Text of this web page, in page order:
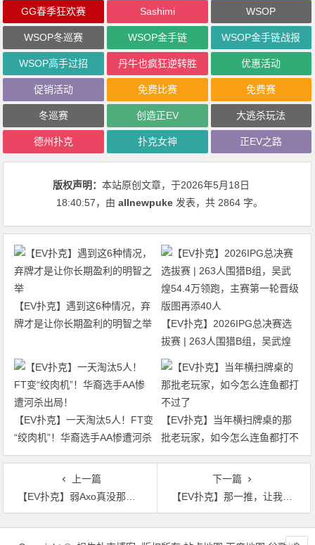
GG春季狂欢赛 Sashimi WSOP
WSOP冬巡赛 WSOP金手链 WSOP金手链战报
WSOP高手过招 丹牛也疯狂逆转胜 优惠活动
促销活动 免费比赛 免费赛
冬巡赛 创造正EV 大逃杀玩法
德州扑克 扑克女神 正EV之路
版权声明：本站原创文章，于2026年5月18日
18:40:57，由allnewpuke 发表，共 2864 字。
【EV扑克】遇到这6种情况，弃
牌才是让你长期盈利的明智之举
【EV扑克】2026IPG总决赛选
拔赛 | 263人围猎B组，吴武煌
54.4万领跑，主赛第一轮晋级版
【EV扑克】一天淘汰5人！FT变
“绞肉机”！华裔选手AA惨遭河杀
出局！
【EV扑克】当年横扫牌桌的那
批老玩家，如今怎么连鱼都打不
过了
上一篇
【EV扑克】弱Axo真没那么差，这些场景下可以亮剑
下一篇
【EV扑克】那一推，让我看清了自己——“紧弱”式人生的认知突围
文